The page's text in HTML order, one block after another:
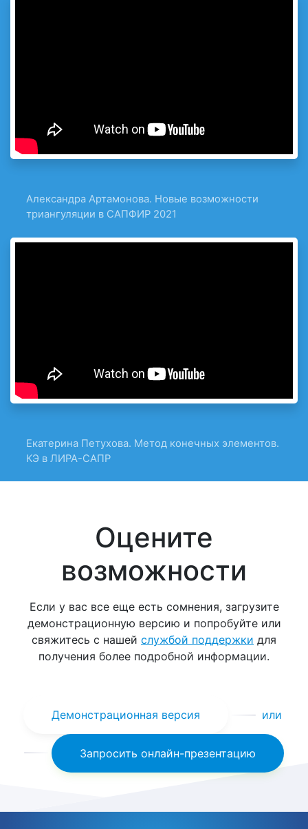
Александра Артамонова. Новые возможности
триангуляции в САПФИР 2021
Екатерина Петухова. Метод конечных элементов.
КЭ в ЛИРА-САПР
Оцените
возможности
Если у вас все еще есть сомнения, загрузите
демонстрационную версию и попробуйте или
свяжитесь с нашей службой поддержки для
получения более подробной информации.
Демонстрационная версия или
Запросить онлайн-презентацию